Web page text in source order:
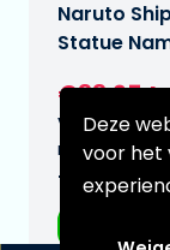
Deze
voor het
Naruto
Statue
€33,95
n.v.t.
Type: